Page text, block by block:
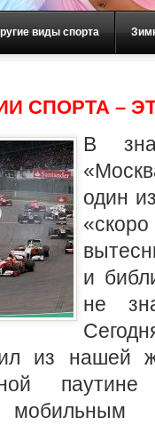
виды спорта
СПОРТА –
В
один
и
не
из нашей